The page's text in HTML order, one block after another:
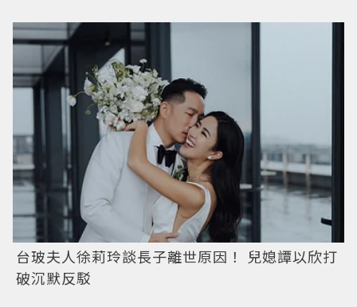
台玻夫人徐莉玲談長子離世原因！ 兒媳譚以欣打
破沉默反駁